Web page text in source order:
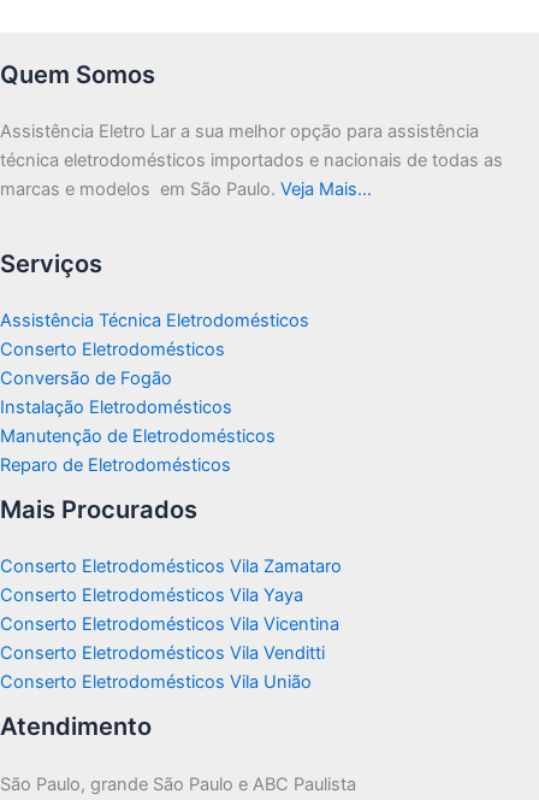
Quem Somos
Assistência Eletro Lar a sua melhor opção para assistência
técnica eletrodomésticos importados e nacionais de todas as
marcas e modelos em São Paulo. Veja Mais…
Serviços
Assistência Técnica Eletrodomésticos
Conserto Eletrodomésticos
Conversão de Fogão
Instalação Eletrodomésticos
Manutenção de Eletrodomésticos
Reparo de Eletrodomésticos
Mais Procurados
Conserto Eletrodomésticos Vila Zamataro
Conserto Eletrodomésticos Vila Yaya
Conserto Eletrodomésticos Vila Vicentina
Conserto Eletrodomésticos Vila Venditti
Conserto Eletrodomésticos Vila União
Atendimento
São Paulo, grande São Paulo e ABC Paulista